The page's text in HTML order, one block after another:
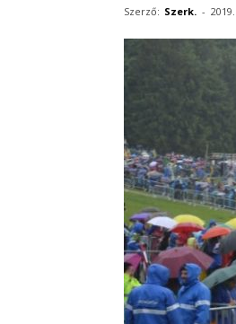
Szerző: Szerk. -